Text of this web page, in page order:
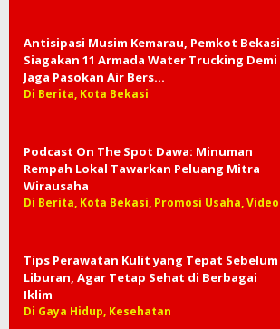
Antisipasi Musim Kemarau, Pemkot Bekasi
Siagakan 11 Armada Water Trucking Demi
Jaga Pasokan Air Bers…
Di Berita, Kota Bekasi
Podcast On The Spot Dawa: Minuman
Rempah Lokal Tawarkan Peluang Mitra
Wirausaha
Di Berita, Kota Bekasi, Promosi Usaha, Video
Tips Perawatan Kulit yang Tepat Sebelum
Liburan, Agar Tetap Sehat di Berbagai
Iklim
Di Gaya Hidup, Kesehatan